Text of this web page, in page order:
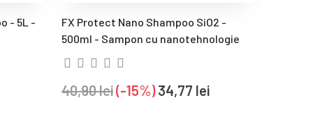
- 5L -
FX Protect Nano Shampoo SiO2 -
500ml - Sampon cu nanotehnologie
40,90 lei -15% 34,77 lei